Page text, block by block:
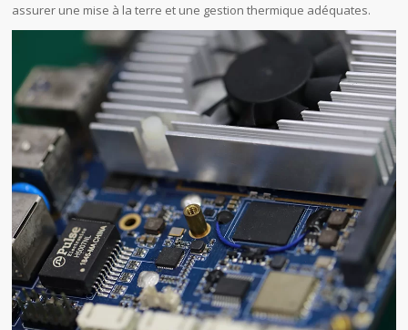
assurer une mise à la terre et une gestion thermique adéquates.